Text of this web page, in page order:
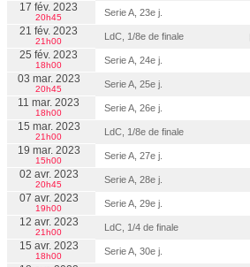
17 fév. 2023
20h45 Serie A, 23e j.
21 fév. 2023
21h00 LdC, 1/8e de finale
25 fév. 2023
18h00 Serie A, 24e j.
03 mar. 2023
20h45 Serie A, 25e j.
11 mar. 2023
18h00 Serie A, 26e j.
15 mar. 2023
21h00 LdC, 1/8e de finale
19 mar. 2023
15h00 Serie A, 27e j.
02 avr. 2023
20h45 Serie A, 28e j.
07 avr. 2023
19h00 Serie A, 29e j.
12 avr. 2023
21h00 LdC, 1/4 de finale
15 avr. 2023
18h00 Serie A, 30e j.